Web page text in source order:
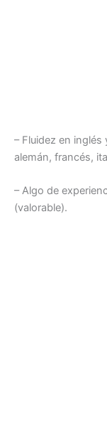
– Fluidez en
alemán, francés,
– Algo de
(valorable).